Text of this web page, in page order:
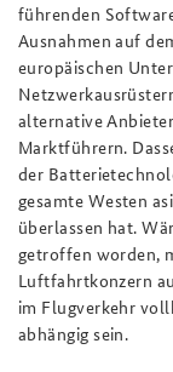
führenden
Ausnahmen auf
europäischen
alternative
Marktführern.
der
gesamte Westen
überlassen hat.
getroffen worden,
Luftfahrtkonzern
im Flugverkehr
abhängig sein.